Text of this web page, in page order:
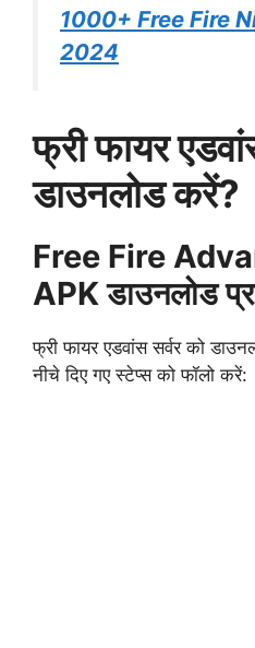
1000+ Free Fire
2024
फ्री फायर
डाउनलोड करें?
Free Fire
APK डाउनलोड
फ्री फायर एडवांस सर्वर को
नीचे दिए गए स्टेप्स को फॉलो करें: